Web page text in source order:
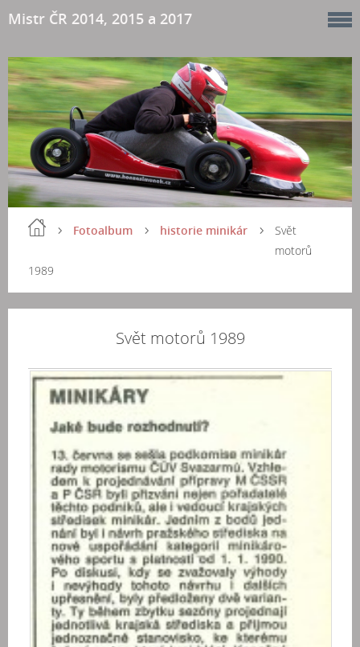
Mistr ČR 2014, 2015 a 2017
Fotoalbum historie minikár
Svět
motorů
1989
Svět motorů 1989